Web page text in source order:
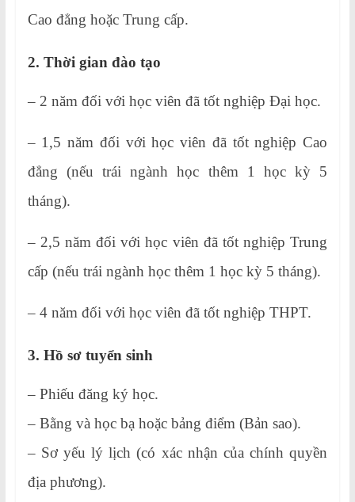
Cao đẳng hoặc Trung cấp.
2. Thời gian đào tạo
– 2 năm đối với học viên đã tốt nghiệp Đại học.
– 1,5 năm đối với học viên đã tốt nghiệp Cao
đẳng (nếu trái ngành học thêm 1 học kỳ 5
tháng).
– 2,5 năm đối với học viên đã tốt nghiệp Trung
cấp (nếu trái ngành học thêm 1 học kỳ 5 tháng).
– 4 năm đối với học viên đã tốt nghiệp THPT.
3. Hồ sơ tuyển sinh
– Phiếu đăng ký học.
– Bằng và học bạ hoặc bảng điểm (Bản sao).
– Sơ yếu lý lịch (có xác nhận của chính quyền
địa phương).